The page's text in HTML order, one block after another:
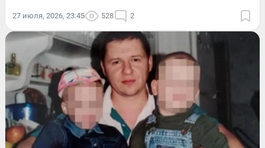
27 июля, 2026, 23:45 528 2